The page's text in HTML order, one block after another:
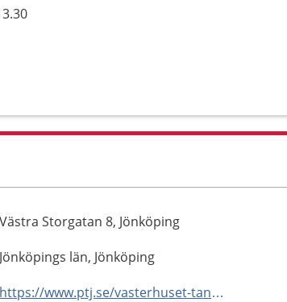
Västra Storgatan 8, Jönköping
Jönköpings län, Jönköping
https://www.ptj.se/vasterhuset-tandvard/